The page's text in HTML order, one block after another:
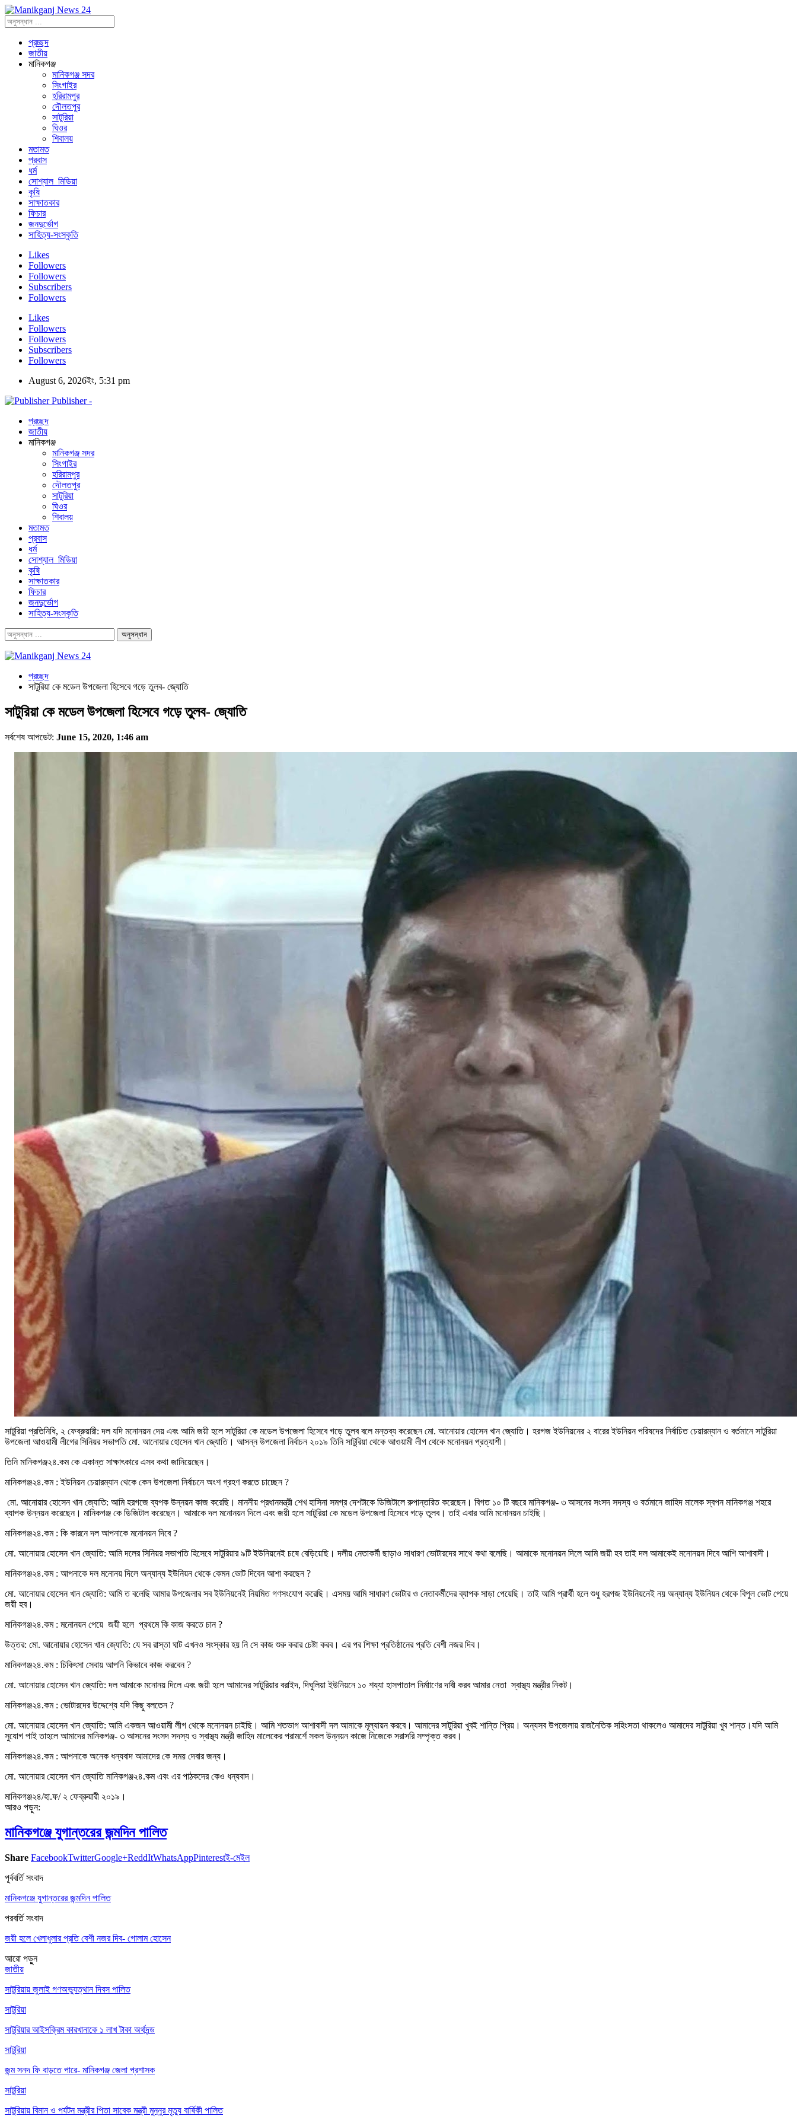
প্রচ্ছদ
জাতীয়
মানিকগঞ্জ
মানিকগঞ্জ সদর
সিংগাইর
হরিরামপুর
দৌলতপুর
সাটুরিয়া
ঘিওর
শিবালয়
মতামত
প্রবাস
ধর্ম
সোশ্যাল_মিডিয়া
কৃষি
সাক্ষাতকার
ফিচার
জনদুর্ভোগ
সাহিত্য-সংস্কৃতি
Likes
Followers
Followers
Subscribers
Followers
Likes
Followers
Followers
Subscribers
Followers
August 6, 2026ইং, 5:31 pm
Publisher -
প্রচ্ছদ
জাতীয়
মানিকগঞ্জ
মানিকগঞ্জ সদর
সিংগাইর
হরিরামপুর
দৌলতপুর
সাটুরিয়া
ঘিওর
শিবালয়
মতামত
প্রবাস
ধর্ম
সোশ্যাল_মিডিয়া
কৃষি
সাক্ষাতকার
ফিচার
জনদুর্ভোগ
সাহিত্য-সংস্কৃতি
প্রচ্ছদ
সাটুরিয়া কে মডেল উপজেলা হিসেবে গড়ে তুলব- জ্যোতি
সাটুরিয়া কে মডেল উপজেলা হিসেবে গড়ে তুলব- জ্যোতি
সর্বশেষ আপডেট: June 15, 2020, 1:46 am
সাটুরিয়া প্রতিনিধি, ২ ফেব্রুয়ারী: দল যদি মনোনয়ন দেয় এবং আমি জয়ী হলে সাটুরিয়া কে মডেল উপজেলা হিসেবে গড়ে তুলব বলে মন্তব্য করেছেন মো. আনোয়ার হোসেন খান জ্যোতি। হরগজ ইউনিয়নের ২ বারের ইউনিয়ন পরিষদের নির্বাচিত চেয়ারম্যান ও বর্তমানে সাটুরিয়া
উপজেলা আওয়ামী লীগের সিনিয়র সভাপতি মো. আনোয়ার হোসেন খান জ্যোতি। আসন্ন উপজেলা নির্বাচন ২০১৯ তিনি সাটুরিয়া থেকে আওয়ামী লীগ থেকে মনোনয়ন প্রত্যাশী।
তিনি মানিকগঞ্জ২৪.কম কে একান্ত সাক্ষাৎকারে এসব কথা জানিয়েছেন।
মানিকগঞ্জ২৪.কম : ইউনিয়ন চেয়ারম্যান থেকে কেন উপজেলা নির্বাচনে অংশ গ্রহণ করতে চাচ্ছেন ?
মো. আনোয়ার হোসেন খান জ্যোতি: আমি হরগজে ব্যপক উন্নয়ন কাজ করেছি। মাননীয় প্রধানমন্ত্রী শেখ হাসিনা সমগ্র দেশটাকে ডিজিটালে রুপান্তরিত করেছেন। বিগত ১০ টি বছরে মানিকগঞ্জ- ৩ আসনের সংসদ সদস্য ও বর্তমানে জাহিদ মালেক স্বপন মানিকগঞ্জ শহরে
ব্যাপক উন্নয়ন করেছেন। মানিকগঞ্জ কে ডিজিটাল করেছেন। আমাকে দল মনোনয়ন দিলে এবং জয়ী হলে সাটুরিয়া কে মডেল উপজেলা হিসেবে গড়ে তুলব। তাই এবার আমি মনোনয়ন চাইছি।
মানিকগঞ্জ২৪.কম : কি কারনে দল আপনাকে মনোনয়ন দিবে ?
মো. আনোয়ার হোসেন খান জ্যোতি: আমি দলের সিনিয়র সভাপতি হিসেবে সাটুরিয়ার ৯টি ইউনিয়নেই চষে বেড়িয়েছি। দলীয় নেতাকর্মী ছাড়াও সাধারণ ভোটারদের সাথে কথা বলেছি। আমাকে মনোনয়ন দিলে আমি জয়ী হব তাই দল আমাকেই মনোনয়ন দিবে আশি আশাবাদী।
মানিকগঞ্জ২৪.কম : আপনাকে দল মনোনয় দিলে অন্যান্য ইউনিয়ন থেকে কেমন ভোট দিবেন আশা করছেন ?
মো. আনোয়ার হোসেন খান জ্যোতি: আমি ত বলেছি আমার উপজেলার সব ইউনিয়নেই নিয়মিত গণসংযোগ করেছি। এসময় আমি সাধারণ ভোটার ও নেতাকর্মীদের ব্যাপক সাড়া পেয়েছি। তাই আমি প্রার্থী হলে শুধু হরগজ ইউনিয়নেই নয় অন্যান্য ইউনিয়ন থেকে বিপুল ভোট পেয়ে
জয়ী হব।
মানিকগঞ্জ২৪.কম : মনোনয়ন পেয়ে জয়ী হলে প্রথমে কি কাজ করতে চান ?
উত্তর: মো. আনোয়ার হোসেন খান জ্যোতি: যে সব রাস্তা ঘাট এখনও সংস্কার হয় নি সে কাজ শুরু করার চেষ্টা করব। এর পর শিক্ষা প্রতিষ্ঠানের প্রতি বেশী নজর দিব।
মানিকগঞ্জ২৪.কম : চিকিৎসা সেবায় আপনি কিভাবে কাজ করবেন ?
মো. আনোয়ার হোসেন খান জ্যোতি: দল আমাকে মনোনয় দিলে এবং জয়ী হলে আমাদের সাটুরিয়ার বরাইদ, দিঘুলিয়া ইউনিয়নে ১০ শয্যা হাসপাতাল নির্মাাণের দাবী করব আমার নেতা স্বাস্থ্য মন্ত্রীর নিকট।
মানিকগঞ্জ২৪.কম : ভোটারদের উদ্দেশ্যে যদি কিছু বলতেন ?
মো. আনোয়ার হোসেন খান জ্যোতি: আমি একজন আওয়ামী লীগ থেকে মনোনয়ন চাইছি। আমি শতভাগ আশাবাদী দল আমাকে মূল্যায়ন করবে। আমাদের সাটুরিয়া খুবই শান্তি প্রিয়। অন্যসব উপজেলায় রাজনৈতিক সহিংসতা থাকলেও আমাদের সাটুরিয়া খুব শান্ত।যদি আমি
সুযোগ পাই তাহলে আমাদের মানিকগঞ্জ- ৩ আসনের সংসদ সদস্য ও স্বাস্থ্য মন্ত্রী জাহিদ মালেকের পরামর্শে সকল উন্নয়ন কাজে নিজেকে সরাসরি সম্পৃক্ত করব।
মানিকগঞ্জ২৪.কম : আপনাকে অনেক ধন্যবাদ আমাদের কে সময় দেবার জন্য।
মো. আনোয়ার হোসেন খান জ্যোতি মানিকগঞ্জ২৪.কম এবং এর পাঠকদের কেও ধন্যবাদ।
মানিকগঞ্জ২৪/হা.ফ/ ২ ফেব্রুয়ারী ২০১৯।
আরও পড়ুন:
মানিকগঞ্জে যুগান্তরের জন্মদিন পালিত
Share FacebookTwitterGoogle+ReddItWhatsAppPinterestই-মেইল
পূর্ববর্তি সংবাদ
মানিকগঞ্জে যুগান্তরের জন্মদিন পালিত
পরবর্তি সংবাদ
জয়ী হলে খেলাধুলার প্রতি বেশী নজর দিব- গোলাম হোসেন
আরো পড়ুুন
জাতীয়
সাটুরিয়ায় জুলাই গণঅভ্যুত্থান দিবস পালিত
সাটুরিয়া
সাটুরিয়ার আইসক্রিম কারখানাকে ১ লাখ টাকা অর্থদন্ড
সাটুরিয়া
জন্ম সনদ ফি বাড়তে পারে- মানিকগঞ্জ জেলা প্রশাসক
সাটুরিয়া
সাটুরিয়ায় বিমান ও পর্যটন মন্ত্রীর পিতা সাবেক মন্ত্রী মুন্নুর মৃত্যু বার্ষিকী পালিত